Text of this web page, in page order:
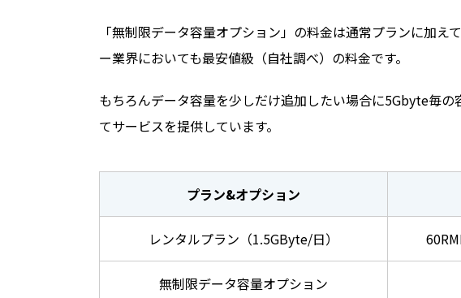
「無制限データ容量オプション」の料金は通常プランに加え
ー業界においても最安値級（自社調べ）の料金です。
もちろんデータ容量を少しだけ追加したい場合に5Gbyte毎の
てサービスを提供しています。
プラン&オプション
レンタルプラン（1.5GByte/日）
無制限データ容量オプション